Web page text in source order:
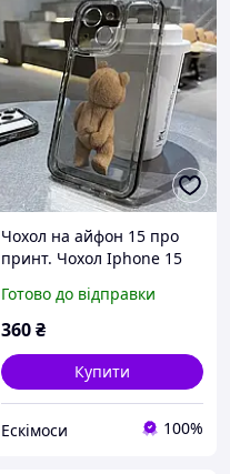
Чохол на айфон 15 про
принт. Чохол Iphone 15
Готово до відправки
360₴
Купити
Ескімоси 100%